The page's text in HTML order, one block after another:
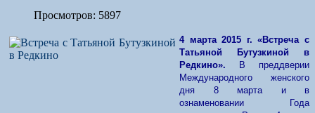
Просмотров: 5897
4 марта 2015 г. «Встреча с
Татьяной Бутузкиной в
Редкино». В преддверии
Международного женского
дня 8 марта и в
ознаменовании Года